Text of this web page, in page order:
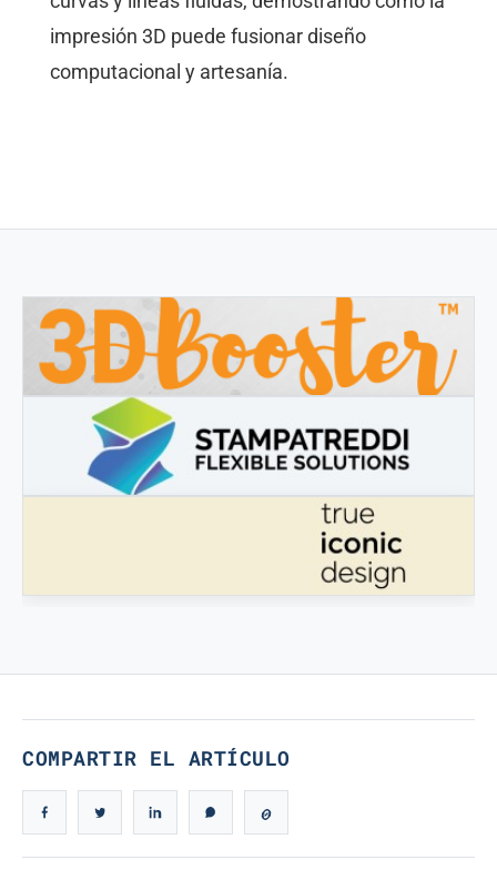
impresión 3D puede fusionar diseño
computacional y artesanía.
3DBOOSTER
3DBooster - Productos innovadores para impresión 3D
COMPARTIR EL ARTÍCULO